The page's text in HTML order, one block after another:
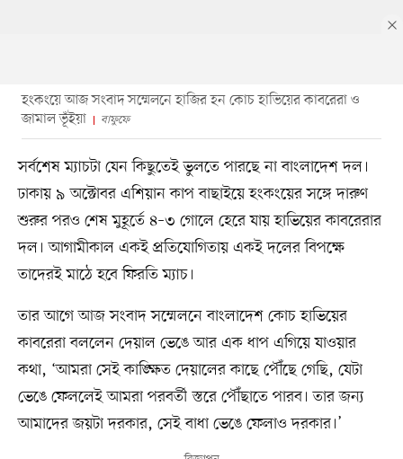
হংকংয়ে আজ সংবাদ সম্মেলনে হাজির হন কোচ হাভিয়ের কাবরেরা ও
জামাল ভূঁইয়া
বাফুফে
সর্বশেষ ম্যাচটা যেন কিছুতেই ভুলতে পারছে না বাংলাদেশ দল।
ঢাকায় ৯ অক্টোবর এশিয়ান কাপ বাছাইয়ে হংকংয়ের সঙ্গে দারুণ
শুরুর পরও শেষ মুহূর্তে ৪–৩ গোলে হেরে যায় হাভিয়ের কাবরেরার
দল। আগামীকাল একই প্রতিযোগিতায় একই দলের বিপক্ষে
তাদেরই মাঠে হবে ফিরতি ম্যাচ।
তার আগে আজ সংবাদ সম্মেলনে বাংলাদেশ কোচ হাভিয়ের
কাবরেরা বললেন দেয়াল ভেঙে আর এক ধাপ এগিয়ে যাওয়ার
কথা, ‘আমরা সেই কাঙ্ক্ষিত দেয়ালের কাছে পৌঁছে গেছি, যেটা
ভেঙে ফেললেই আমরা পরবর্তী স্তরে পৌঁছাতে পারব। তার জন্য
আমাদের জয়টা দরকার, সেই বাধা ভেঙে ফেলাও দরকার।’